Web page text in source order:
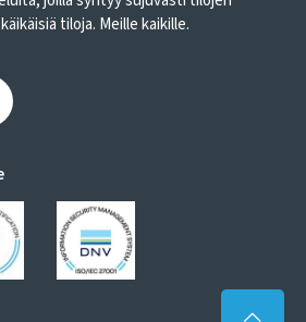
tiloja. Meille kaikille.